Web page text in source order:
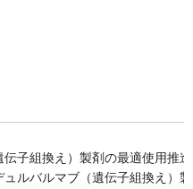
子組換え）製剤の最適使用推
ュルバルマブ（遺伝子組換え）